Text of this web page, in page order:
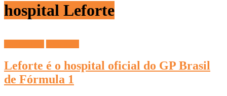
hospital Leforte
Leforte é o hospital oficial do GP Brasil
de Fórmula 1